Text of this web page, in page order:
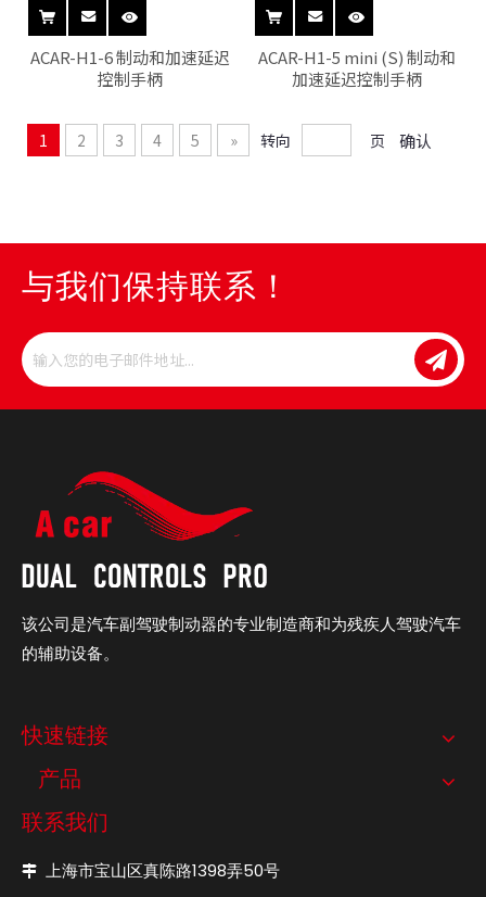
ACAR-H1-6 制动和加速延迟
控制手柄
ACAR-H1-5 mini (S) 制动和
加速延迟控制手柄
1 2 3 4 5 » 转向 页 确认
与我们保持联系！
该公司是汽车副驾驶制动器的专业制造商和为残疾人驾驶汽车
的辅助设备。
快速链接
产品
联系我们
 上海市宝山区真陈路1398弄50号